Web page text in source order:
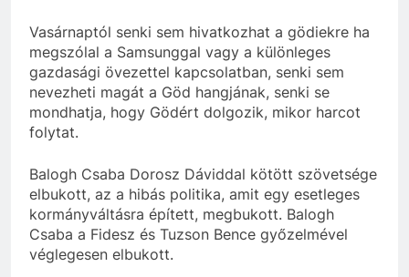
Vasárnaptól senki sem hivatkozhat a gödiekre ha
megszólal a Samsunggal vagy a különleges
gazdasági övezettel kapcsolatban, senki sem
nevezheti magát a Göd hangjának, senki se
mondhatja, hogy Gödért dolgozik, mikor harcot
folytat.
Balogh Csaba Dorosz Dáviddal kötött szövetsége
elbukott, az a hibás politika, amit egy esetleges
kormányváltásra épített, megbukott. Balogh
Csaba a Fidesz és Tuzson Bence győzelmével
véglegesen elbukott.